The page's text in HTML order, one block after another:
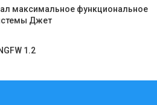
максимальное функциональное
Джет
1.2